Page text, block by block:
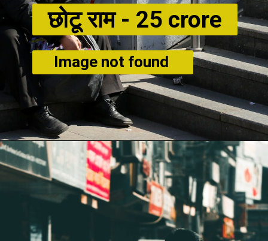
छोटू राम - 25 crore
Image not found